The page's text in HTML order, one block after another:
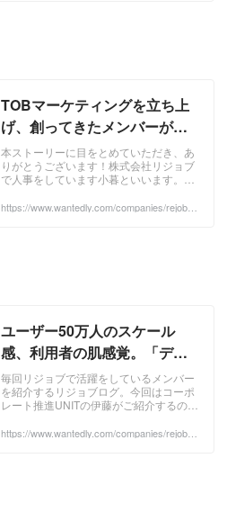
TOBマーケティングを立ち上
げ、創ってきたメンバーが、
事業推進の先に目指すのは、
〇〇だった。 | Webマーケタ
ーBlog
本ストーリーに目をとめていただき、あ
りがとうございます！株式会社リジョブ
で人事をしています小暮といいます。前
者のお話しでしたが、今回は2017年に新
https://www.wantedly.com/companies/rejob/p
ost_articles/866682
ユーザー50万人のスケール
感、利用者の肌感覚。「デジ
タルとリアル」両極を捉え続
ける業務委託マーケター＠今
村 公哉さん。 | 私がリジョブ
に入社した理由
毎回リジョブで活躍をしているメンバー
を紹介するリジョブログ。今回はコーポ
レート推進UNITの伊藤がご紹介するの
美容・介護ケア業界を応援するWEBマガ
https://www.wantedly.com/companies/rejob/p
ost_articles/385352